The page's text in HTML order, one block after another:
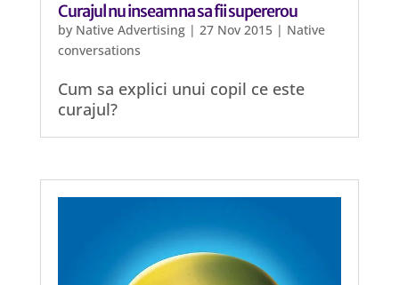
Curajul nu inseamna sa fii supererou
by Native Advertising| 27 Nov 2015| Native
conversations
Cum sa explici unui copil ce este
curajul?